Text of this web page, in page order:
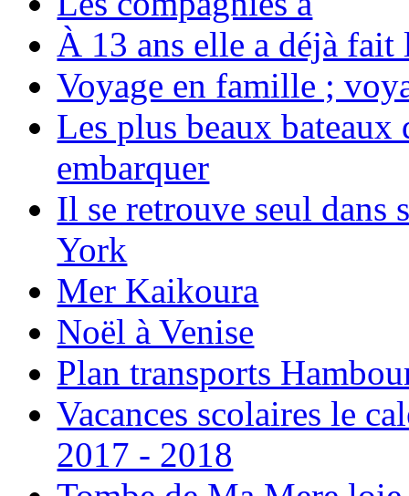
À 13 ans elle a déjà
Voyage en famille ;
Les plus beaux bateaux
embarquer
Il se retrouve seul dans
York
Mer Kaikoura
Noël à Venise
Plan transports
Vacances scolaires le
2017 - 2018